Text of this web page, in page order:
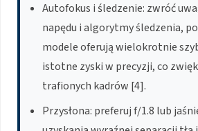
Autofokus i śledzenie: zwróć
napędu i algorytmy śledzenia,
modele oferują wielokrotnie
istotne zyski w precyzji, co
trafionych kadrów [4].
Przysłona: preferuj f/1.8 lub